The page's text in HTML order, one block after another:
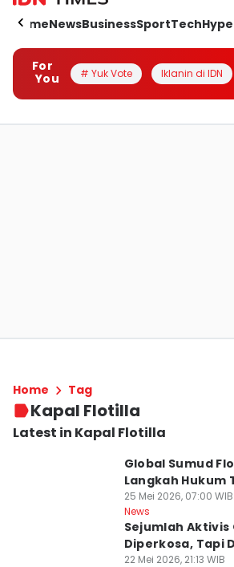
HomeNewsBusinessSportTechHype
For
You
# Yuk Vote Iklanin di IDN
Home Tag
Kapal Flotilla
Latest in Kapal Flotilla
Global Sumud
Langkah Hukum
25 Mei 2026, 07:00 WIB
News
Sejumlah Aktivis
Diperkosa, Tapi
22 Mei 2026, 21:13 WIB